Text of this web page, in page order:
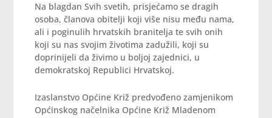
Na blagdan Svih svetih, prisjećamo se dragih
osoba, članova obitelji koji više nisu među nama,
ali i poginulih hrvatskih branitelja te svih onih
koji su nas svojim životima zadužili, koji su
doprinijeli da živimo u boljoj zajednici, u
demokratskoj Republici Hrvatskoj.
Izaslanstvo Općine Križ predvođeno zamjenikom
Općinskog načelnika Općine Križ Mladenom